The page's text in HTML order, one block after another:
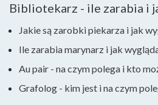
Bibliotekarz - ile zarabia i
Jakie są zarobki piekarza i jak
Ile zarabia marynarz i jak
Au pair - na czym polega i kto
Grafolog - kim jest i na czym